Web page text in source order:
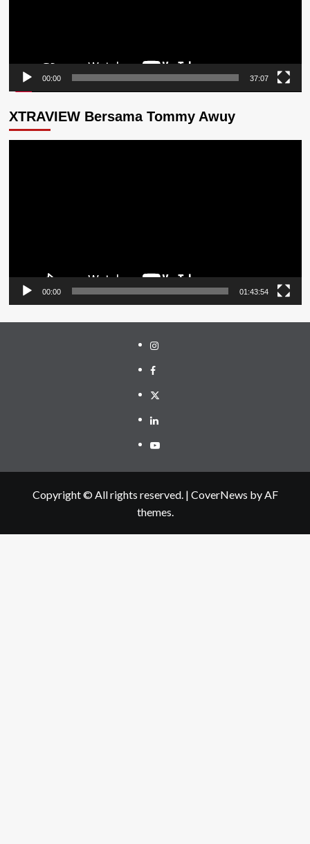
00:00 37:07
XTRAVIEW Bersama Tommy Awuy
00:00 01:43:54
Instagram
Facebook
Twitter
Linkedin
Youtube
Copyright © All rights reserved. | CoverNews by AF
themes.